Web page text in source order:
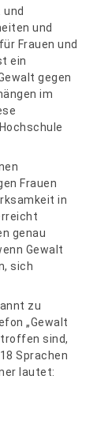
und
Frauen und
ein
gegen
im
Frauen
in
genau
Gewalt
sich
zu
„Gewalt
sind,
Sprachen
lautet: